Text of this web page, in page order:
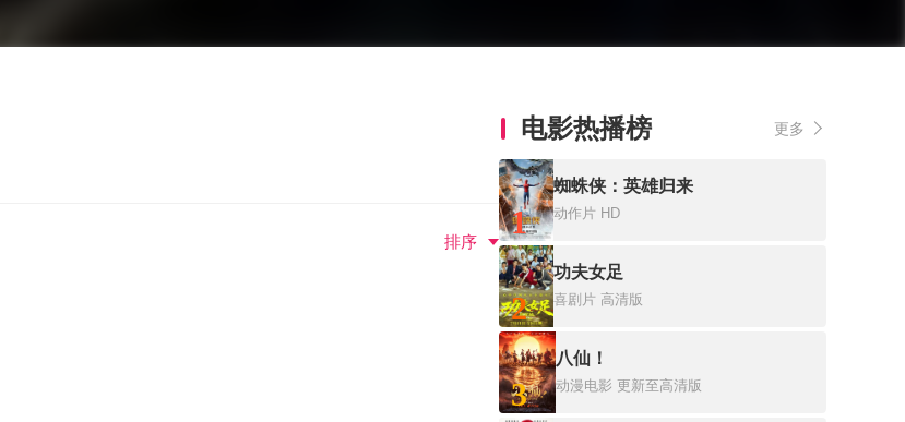
排序
电影热播榜 更多
1
蜘蛛侠：英雄归来
动作片 HD
2
功夫女足
喜剧片 高清版
3
八仙！
动漫电影 更新至高清版